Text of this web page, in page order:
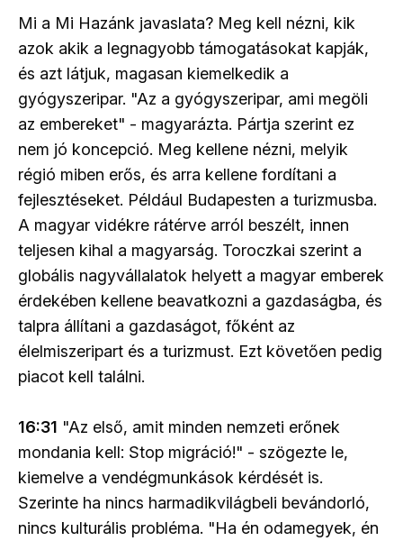
Mi a Mi Hazánk javaslata? Meg kell nézni, kik
azok akik a legnagyobb támogatásokat kapják,
és azt látjuk, magasan kiemelkedik a
gyógyszeripar. "Az a gyógyszeripar, ami megöli
az embereket" - magyarázta. Pártja szerint ez
nem jó koncepció. Meg kellene nézni, melyik
régió miben erős, és arra kellene fordítani a
fejlesztéseket. Például Budapesten a turizmusba.
A magyar vidékre rátérve arról beszélt, innen
teljesen kihal a magyarság. Toroczkai szerint a
globális nagyvállalatok helyett a magyar emberek
érdekében kellene beavatkozni a gazdaságba, és
talpra állítani a gazdaságot, főként az
élelmiszeripart és a turizmust. Ezt követően pedig
piacot kell találni.
16:31 "Az első, amit minden nemzeti erőnek
mondania kell: Stop migráció!" - szögezte le,
kiemelve a vendégmunkások kérdését is.
Szerinte ha nincs harmadikvilágbeli bevándorló,
nincs kulturális probléma. "Ha én odamegyek, én